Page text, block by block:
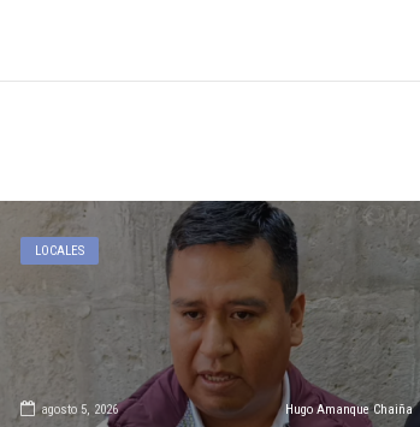
LOCALES
agosto 5, 2026 Hugo Amanque Chaiña